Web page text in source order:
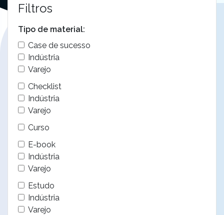
Filtros
Tipo de material:
Case de sucesso
Indústria
Varejo
Checklist
Indústria
Varejo
Curso
E-book
Indústria
Varejo
Estudo
Indústria
Varejo